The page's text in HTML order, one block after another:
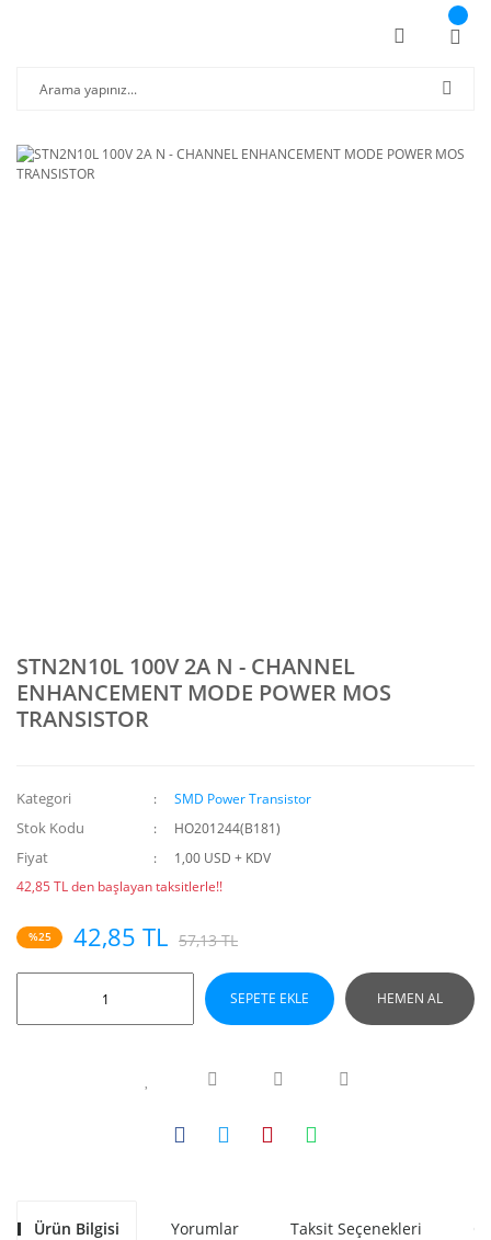
STN2N10L 100V 2A N - CHANNEL
ENHANCEMENT MODE POWER MOS
TRANSISTOR
Kategori SMD Power Transistor
Stok Kodu HO201244(B181)
Fiyat
1,00 USD + KDV
42,85 TL den başlayan taksitlerle!!
%25 42,85 TL 57,13 TL
SEPETE EKLE HEMEN AL
Ürün Bilgisi Yorumlar Taksit Seçenekleri